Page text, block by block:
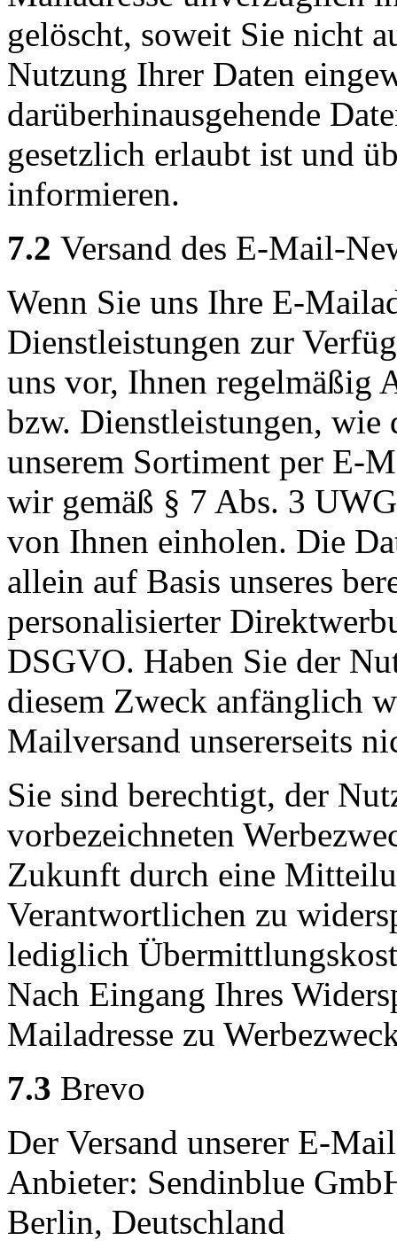
gelöscht, soweit Sie nicht
Nutzung Ihrer Daten
darüberhinausgehende
gesetzlich erlaubt ist und
informieren.
7.2 Versand des E-Mail-
Wenn Sie uns Ihre E-
Dienstleistungen zur
uns vor, Ihnen regelmäßig
bzw. Dienstleistungen, wie
unserem Sortiment per E-
wir gemäß § 7 Abs. 3
von Ihnen einholen. Die
allein auf Basis unseres
personalisierter
DSGVO. Haben Sie der
diesem Zweck anfänglich
Mailversand unsererseits
Sie sind berechtigt, der
vorbezeichneten
Zukunft durch eine
Verantwortlichen zu
lediglich
Nach Eingang Ihres
Mailadresse zu
7.3 Brevo
Der Versand unserer E-
Anbieter: Sendinblue
Berlin, Deutschland